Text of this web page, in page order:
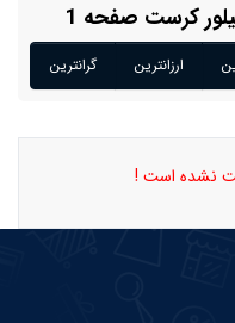
کرست صفحه 1
ارزانترین گرانترین
نشده است !